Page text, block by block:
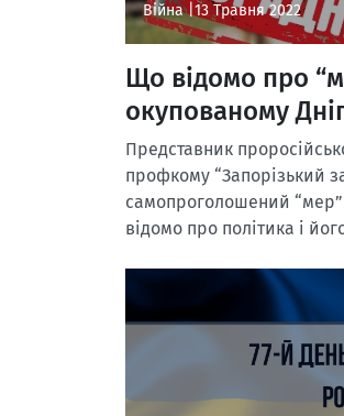
Війна |13 Травня 2022
Що відомо про
окупованому
Представник
профкому “Запорізький
самопроголошений
відомо про політика і